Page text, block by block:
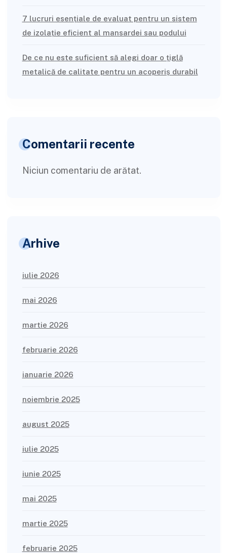
7 lucruri esențiale de evaluat pentru un sistem
de izolație eficient al mansardei sau podului
De ce nu este suficient să alegi doar o țiglă
metalică de calitate pentru un acoperiș durabil
Comentarii recente
Niciun comentariu de arătat.
Arhive
iulie 2026
mai 2026
martie 2026
februarie 2026
ianuarie 2026
noiembrie 2025
august 2025
iulie 2025
iunie 2025
mai 2025
martie 2025
februarie 2025